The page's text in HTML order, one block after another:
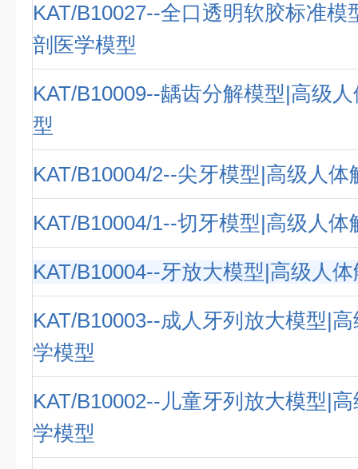
KAT/B10027--全口透明软胶标准模
剖医学模型
KAT/B10009--龋齿分解模型|高级
型
KAT/B10004/2--尖牙模型|高级人体
KAT/B10004/1--切牙模型|高级人体
KAT/B10004--牙放大模型|高级人
KAT/B10003--成人牙列放大模型|
学模型
KAT/B10002--儿童牙列放大模型|
学模型